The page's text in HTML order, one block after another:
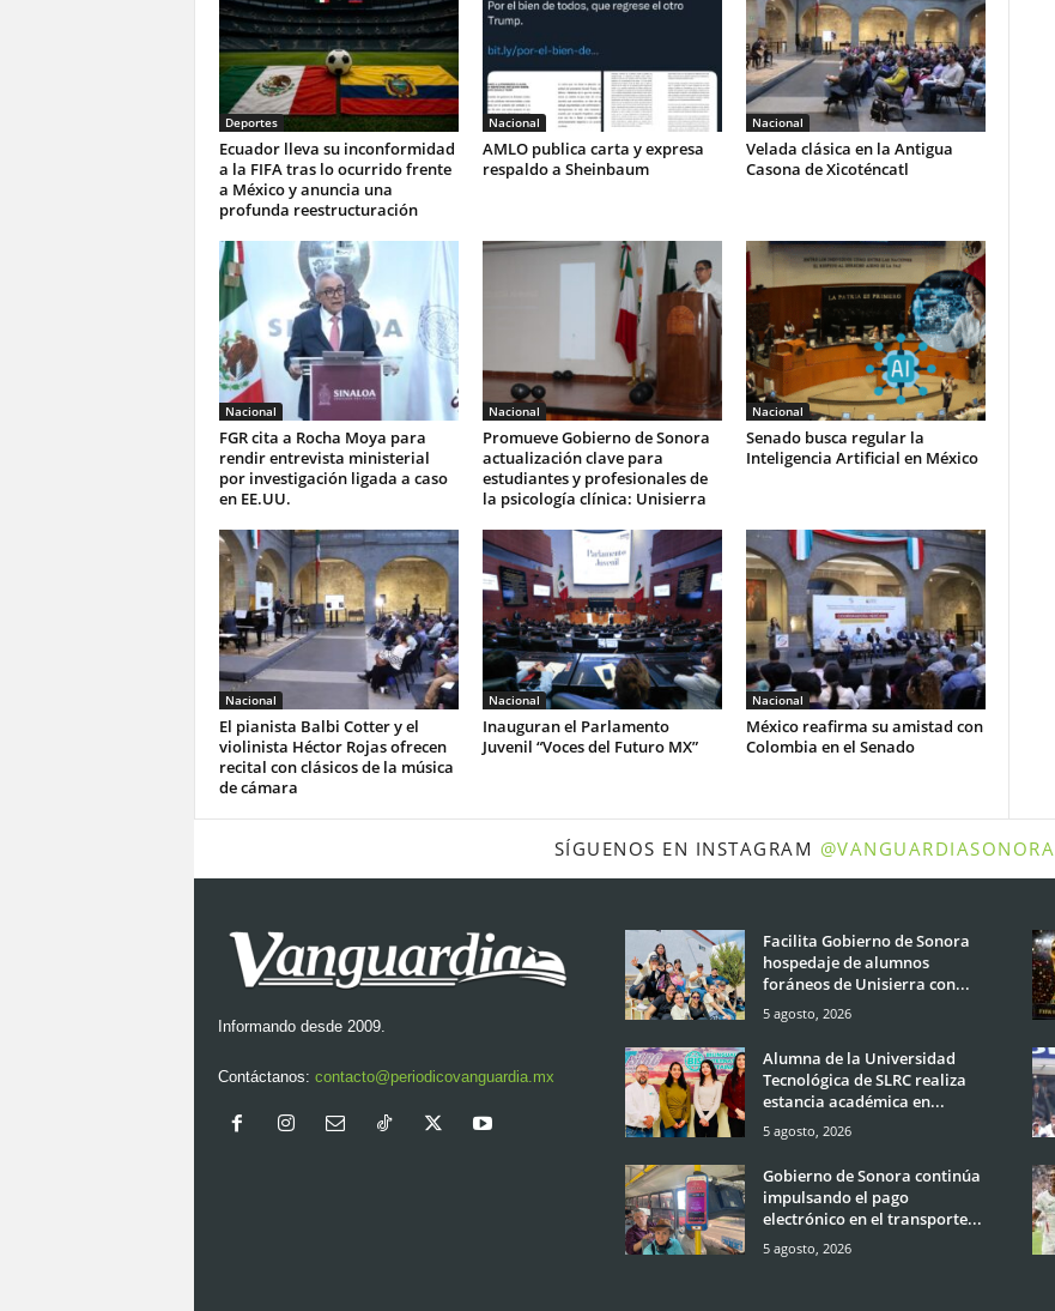
Deportes
Ecuador lleva su inconformidad
a la FIFA tras lo ocurrido frente
a México y anuncia una
profunda reestructuración
Nacional
AMLO publica carta y expresa
respaldo a Sheinbaum
Nacional
Velada clásica en la Antigua
Casona de Xicoténcatl
Nacional
FGR cita a Rocha Moya para
rendir entrevista ministerial
por investigación ligada a caso
en EE.UU.
Nacional
Promueve Gobierno de Sonora
actualización clave para
estudiantes y profesionales de
la psicología clínica: Unisierra
Nacional
Senado busca regular la
Inteligencia Artificial en México
Nacional
El pianista Balbi Cotter y el
violinista Héctor Rojas ofrecen
recital con clásicos de la música
de cámara
Nacional
Inauguran el Parlamento
Juvenil “Voces del Futuro MX”
Nacional
México reafirma su amistad con
Colombia en el Senado
SÍGUENOS EN INSTAGRAM @VANGUARDIASONORA
Informando desde 2009.
Contáctanos: contacto@periodicovanguardia.mx
Facilita Gobierno de Sonora
hospedaje de alumnos
foráneos de Unisierra con...
5 agosto, 2026
Alumna de la Universidad
Tecnológica de SLRC realiza
estancia académica en...
5 agosto, 2026
Gobierno de Sonora continúa
impulsando el pago
electrónico en el transporte...
5 agosto, 2026